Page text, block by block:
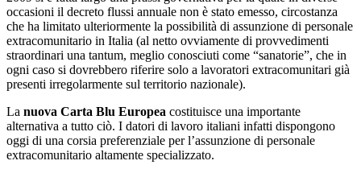
occasioni il decreto flussi annuale non è stato emesso, circostanza
che ha limitato ulteriormente la possibilità di assunzione di personale
extracomunitario in Italia (al netto ovviamente di provvedimenti
straordinari una tantum, meglio conosciuti come “sanatorie”, che in
ogni caso si dovrebbero riferire solo a lavoratori extracomunitari già
presenti irregolarmente sul territorio nazionale).
La nuova Carta Blu Europea costituisce una importante
alternativa a tutto ciò. I datori di lavoro italiani infatti dispongono
oggi di una corsia preferenziale per l’assunzione di personale
extracomunitario altamente specializzato.